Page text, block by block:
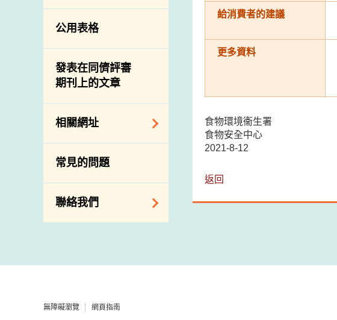
高風險食物
抗菌素耐藥性
結果
屠房及肉類檢驗
項目及活動
資訊平台
下載
公開比賽
公用表格
發表在同儕評審
期刊上的文章
相關網址
相關政府部門／機
構
常見的問題
聯絡我們
地址及電話
郵件貼上足夠郵資
給消費者的建議
更多資料
食物環境衞生署
食物安全中心
2021-8-12
返回
無障礙瀏覽 網頁指南